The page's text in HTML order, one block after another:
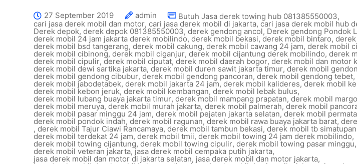
27 September 2019 admin Butuh Jasa derek towing hub 081385550003,
cari jasa derek mobil dan motor, cari jasa derek mobil di jakarta, cari jasa derek mobil hub
Derek depok, derek depok 081385550003, derek gendong ancol, Derek gendong Pondok
derek mobil 24 jam jakarta derek mobilindo, derek mobil bekasi, derek mobil bintaro,
derek mobil bsd tangerang, derek mobil cakung, derek mobil cawang 24 jam, derek mobil
derek mobil cibinong, derek mobil ciganjur, derek mobil cijantung derek mobilindo, derek
derek mobil cipulir, derek mobil ciputat,derek mobil daerah bogor, derek mobil dan motor
derek mobil dewi sartika jakarta, derek mobil duren sawit jakarta timur, derek mobil
derek mobil gendong cibubur, derek mobil gendong pancoran, derek mobil gendong tebet,
derek mobil jabodetabek, derek mobil jakarta 24 jam, derek mobil kalideres,derek mobil
derek mobil kebon jeruk,derek mobil kembangan, derek mobil lebak bulus,
derek mobil lubang buaya jakarta timur, derek mobil mampang prapatan, derek mobil
derek mobil meruya, derek mobil murah jakarta, derek mobil palmerah, derek mobil
derek mobil pasar minggu 24 jam, derek mobil pejaten jakarta selatan,derek mobil
derek mobil pondok indah, derek mobil ragunan, derek mobil rawa buaya jakarta barat,
, derek mobil Tajur Ciawi Rancamaya, derek mobil tambun bekasi, derek mobil tb
derek mobil terdekat 24 jam, derek mobil tmii, derek mobil towing 24 jam derek mobilindo,
derek mobil towing cijantung, derek mobil towing cipulir, derek mobil towing pasar minggu,
derek mobil veteran jakarta,jasa derek mobil cempaka putih jakarta,
jasa derek mobil dan motor di jakarta selatan, jasa derek mobil dan motor jakarta,